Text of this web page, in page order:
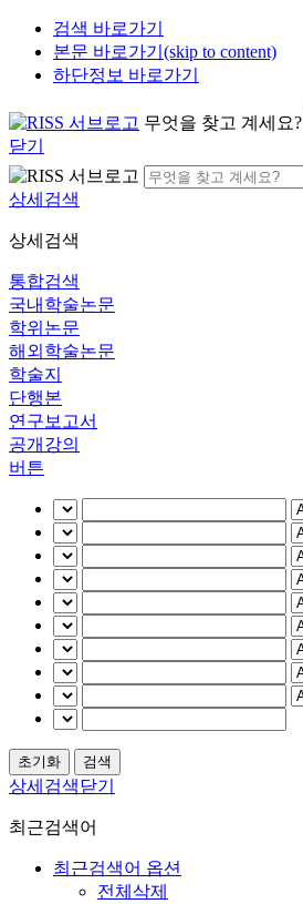
검색 바로가기
본문 바로가기(skip to content)
하단정보 바로가기
무엇을 찾고 계세요?
닫기
상세검색
상세검색
통합검색
국내학술논문
학위논문
해외학술논문
학술지
단행본
연구보고서
공개강의
버튼
상세검색닫기
최근검색어
최근검색어 옵션
전체삭제